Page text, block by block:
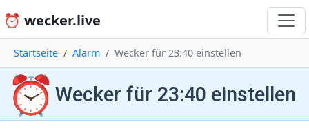
⏰ wecker.live
Startseite Alarm Wecker für 23:40 einstellen
⏰ Wecker für 23:40 einstellen